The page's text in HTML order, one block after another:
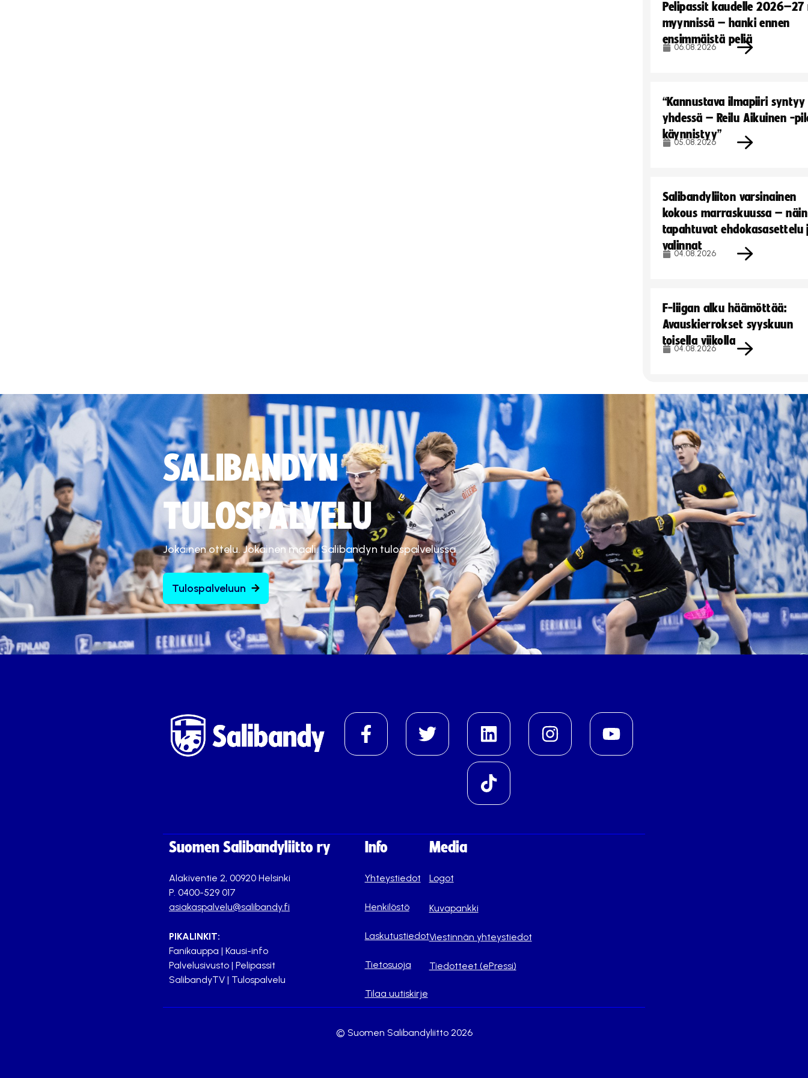
Pelipassit kaudelle
myynnissä – hanki ennen
ensimmäistä peliä
06.08.2026
“Kannustava ilmapiiri syntyy
yhdessä – Reilu Aikuinen -
käynnistyy”
05.08.2026
Salibandyliiton varsinainen
kokous marraskuussa – näin
tapahtuvat ehdokasasettelu
valinnat
04.08.2026
F-liigan alku häämöttää:
Avauskierrokset syyskuun
toisella viikolla
04.08.2026
SALIBANDYN
TULOSPALVELU
Jokainen ottelu. Jokainen maali. Salibandyn tulospalvelussa.
Tulospalveluun
Suomen Salibandyliitto ry
Alakiventie 2, 00920 Helsinki
P. 0400-529 017
asiakaspalvelu@salibandy.fi
PIKALINKIT:
Fanikauppa | Kausi-info
Palvelusivusto | Pelipassit
SalibandyTV | Tulospalvelu
Info
Yhteystiedot
Henkilöstö
Laskutustiedot
Tietosuoja
Tilaa uutiskirje
Media
Logot
Kuvapankki
Viestinnän yhteystiedot
Tiedotteet (ePressi)
© Suomen Salibandyliitto 2026